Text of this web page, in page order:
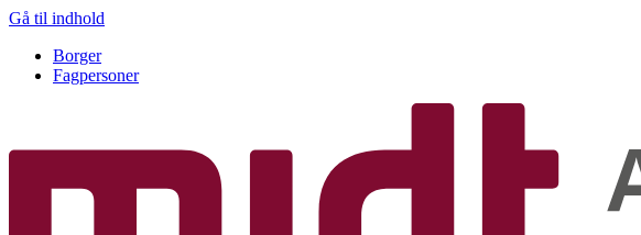
Gå til indhold
Borger
Fagpersoner